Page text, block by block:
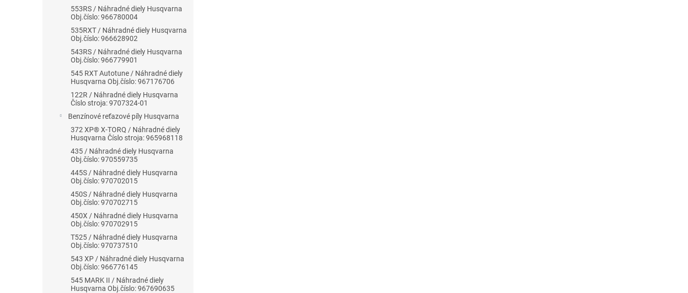
553RS / Náhradné diely Husqvarna
Obj.číslo: 966780004
535RXT / Náhradné diely Husqvarna
Obj.číslo: 966628902
543RS / Náhradné diely Husqvarna
Obj.číslo: 966779901
545 RXT Autotune / Náhradné diely
Husqvarna Obj.číslo: 967176706
122R / Náhradné diely Husqvarna
Číslo stroja: 9707324-01
Benzínové reťazové píly Husqvarna
372 XP® X-TORQ / Náhradné diely
Husqvarna Číslo stroja: 965968118
435 / Náhradné diely Husqvarna
Obj.číslo: 970559735
445S / Náhradné diely Husqvarna
Obj.číslo: 970702015
450S / Náhradné diely Husqvarna
Obj.číslo: 970702715
450X / Náhradné diely Husqvarna
Obj.číslo: 970702915
T525 / Náhradné diely Husqvarna
Obj.číslo: 970737510
543 XP / Náhradné diely Husqvarna
Obj.číslo: 966776145
545 MARK II / Náhradné diely
Husqvarna Obj.číslo: 967690635